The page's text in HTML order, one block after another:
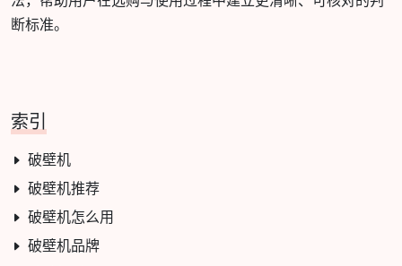
断标准。
索引
破壁机
破壁机推荐
破壁机怎么用
破壁机品牌